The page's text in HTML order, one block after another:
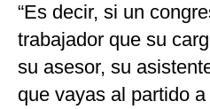
“Es decir, si un
trabajador que su
su asesor, su
que vayas al partido